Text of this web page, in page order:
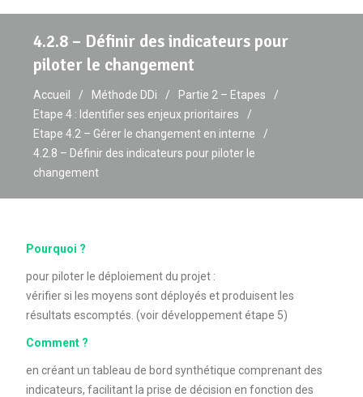
4.2.8 – Définir des indicateurs pour
piloter le changement
Accueil Méthode DDi
Partie 2 – Etapes
Etape 4 : Identifier ses enjeux prioritaires
Etape 4.2 – Gérer le changement en interne
4.2.8 – Définir des indicateurs pour piloter le
changement
Pourquoi ?
pour piloter le déploiement du projet :
vérifier si les moyens sont déployés et produisent les
résultats escomptés. (voir développement étape 5)
Comment ?
en créant un tableau de bord synthétique comprenant des
indicateurs, facilitant la prise de décision en fonction des